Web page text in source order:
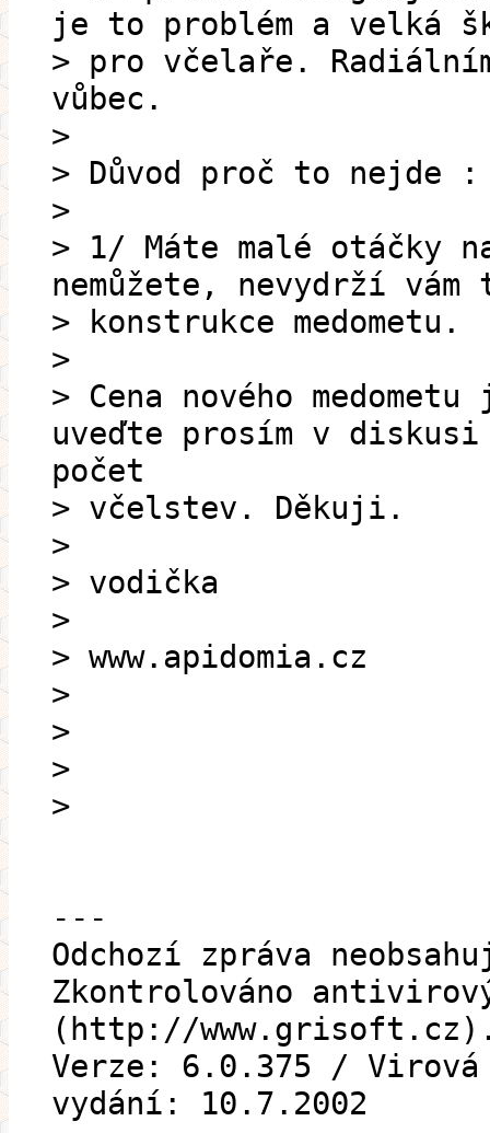
je to problém a velká
> pro včelaře.
vůbec.
>
> Důvod proč to nejde :
>
> 1/ Máte malé otáčky
nemůžete, nevydrží vám
> konstrukce medometu.
>
> Cena nového
uveďte prosím v
počet
> včelstev. Děkuji.
>
> vodička
>
> www.apidomia.cz
>
>
>
>
---
Odchozí zpráva
Zkontrolováno
(http://
Verze: 6.0.375 / Virová
vydání: 10.7.2002